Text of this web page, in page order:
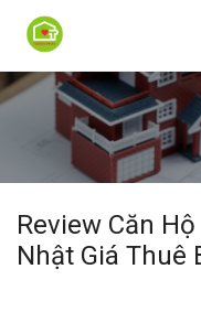
Review Căn
Nhật Giá Thuê